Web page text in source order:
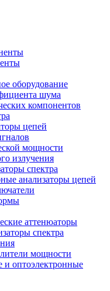
оборудование
шума
компонентов
цепей
мощности
излучения
спектра
анализаторы цепей
аттенюаторы
спектра
мощности
и оптоэлектронные